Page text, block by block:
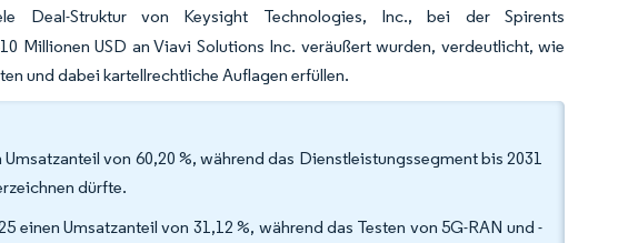
Deal-Struktur von Keysight Technologies, Inc., bei der Spirents
Millionen USD an Viavi Solutions Inc. veräußert wurden, verdeutlicht, wie
und dabei kartellrechtliche Auflagen erfüllen.
von 60,20 %, während das Dienstleistungssegment bis 2031
dürfte.
einen Umsatzanteil von 31,12 %, während das Testen von 5G-RAN und -